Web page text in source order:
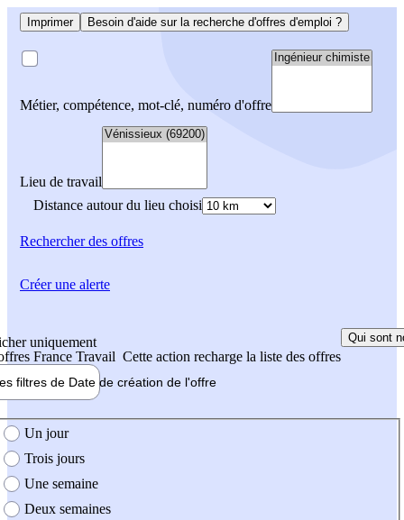
Imprimer Besoin d'aide sur la recherche d'offres d'emploi ?
Métier, compétence, mot-clé, numéro d'offre
Lieu de travail
Distance autour du lieu choisi
Rechercherdes offres
uniquement
France Travail Cette action recharge la liste des offres
Qui sont
filtres de Date de création de l'offre
création de l'offre
Un jour
Trois jours
Une semaine
Deux semaines
Créer une alerte